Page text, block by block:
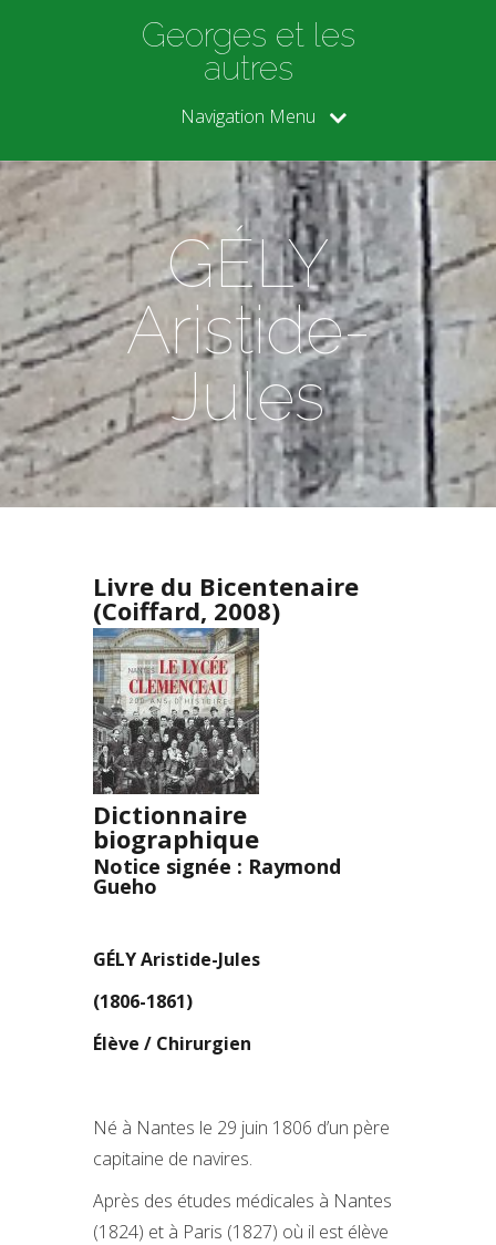
Georges et les
autres
Navigation Menu
GÉLY
Aristide-
Jules
Livre du Bicentenaire
(Coiffard, 2008)
Dictionnaire
biographique
Notice signée : Raymond
Gueho
GÉLY Aristide-Jules
(1806-1861)
Élève / Chirurgien
Né à Nantes le 29 juin 1806 d’un père
capitaine de navires.
Après des études médicales à Nantes
(1824) et à Paris (1827) où il est élève